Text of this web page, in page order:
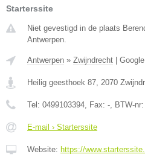
Starterssite
Niet gevestigd in de plaats
Antwerpen.
Antwerpen » Zwijndrecht
Heilig geesthoek 87, 2070
Tel: 0499103394, Fax: -, BTW-nr:
E-mail › Starterssite
Website: https://